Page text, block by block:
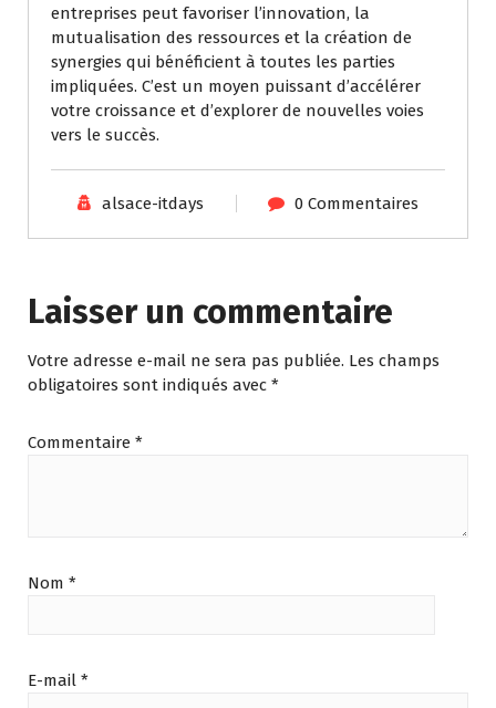
entreprises peut favoriser l’innovation, la
mutualisation des ressources et la création de
synergies qui bénéficient à toutes les parties
impliquées. C’est un moyen puissant d’accélérer
votre croissance et d’explorer de nouvelles voies
vers le succès.
alsace-itdays 0 Commentaires
Laisser un commentaire
Votre adresse e-mail ne sera pas publiée. Les champs
obligatoires sont indiqués avec *
Commentaire *
Nom *
E-mail *